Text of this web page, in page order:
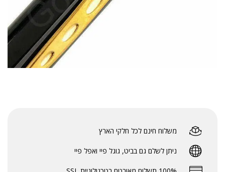
משלוח חינם לכל חלקי הארץ
ניתן לשלם גם בביט, גוגל פיי ואפל פיי